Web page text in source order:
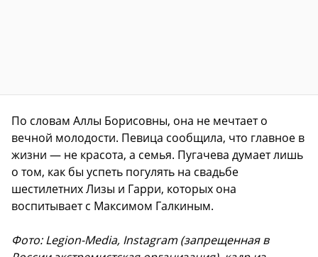
По словам Аллы Борисовны, она не мечтает о
вечной молодости. Певица сообщила, что главное в
жизни — не красота, а семья. Пугачева думает лишь
о том, как бы успеть погулять на свадьбе
шестилетних Лизы и Гарри, которых она
воспитывает с Максимом Галкиным.
Фото: Legion-Media, Instagram (запрещенная в